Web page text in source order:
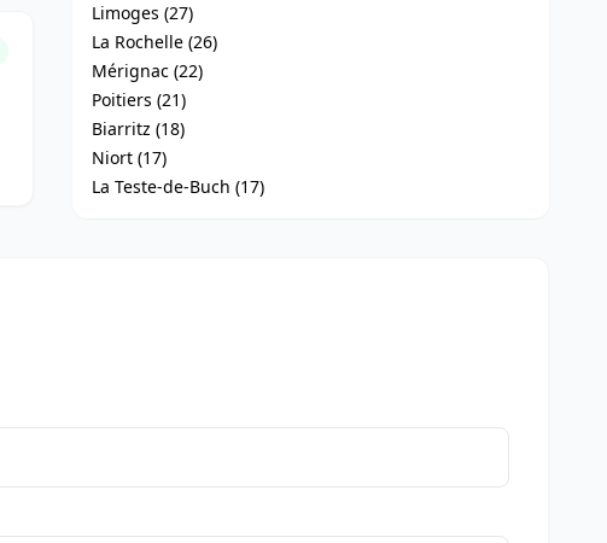
Limoges (27)
La Rochelle (26)
Mérignac (22)
Poitiers (21)
Biarritz (18)
Niort (17)
La Teste-de-Buch (17)